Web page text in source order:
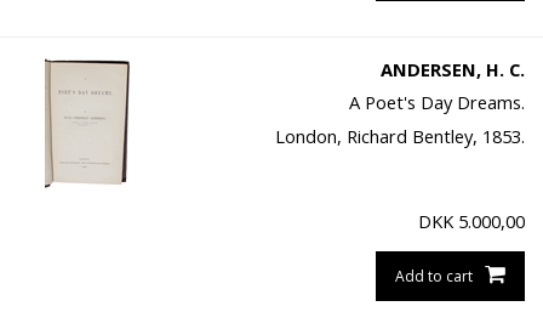
ANDERSEN, H. C.
A Poet's Day Dreams.
London, Richard Bentley, 1853.
DKK 5.000,00
Add to cart